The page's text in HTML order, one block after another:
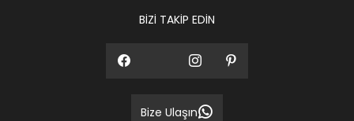
BİZİ TAKİP EDİN
Bize Ulaşın